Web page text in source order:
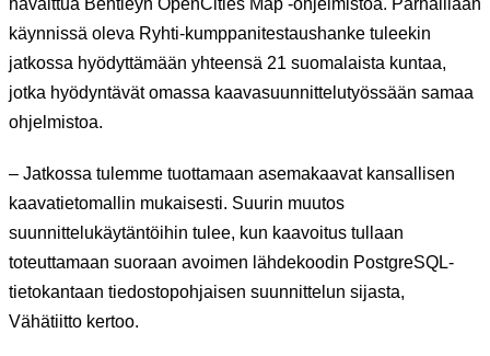
havaittua Bentleyn OpenCities Map -ohjelmistoa. Parhaillaan
käynnissä oleva Ryhti-kumppanitestaushanke tuleekin
jatkossa hyödyttämään yhteensä 21 suomalaista kuntaa,
jotka hyödyntävät omassa kaavasuunnittelutyössään samaa
ohjelmistoa.
– Jatkossa tulemme tuottamaan asemakaavat kansallisen
kaavatietomallin mukaisesti. Suurin muutos
suunnittelukäytäntöihin tulee, kun kaavoitus tullaan
toteuttamaan suoraan avoimen lähdekoodin PostgreSQL-
tietokantaan tiedostopohjaisen suunnittelun sijasta,
Vähätiitto kertoo.